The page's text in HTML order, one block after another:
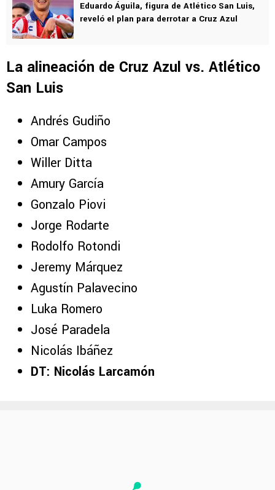
Eduardo Águila, figura de Atlético San Luis,
reveló el plan para derrotar a Cruz Azul
La alineación de Cruz Azul vs. Atlético
San Luis
Andrés Gudiño
Omar Campos
Willer Ditta
Amury García
Gonzalo Piovi
Jorge Rodarte
Rodolfo Rotondi
Jeremy Márquez
Agustín Palavecino
Luka Romero
José Paradela
Nicolás Ibáñez
DT: Nicolás Larcamón